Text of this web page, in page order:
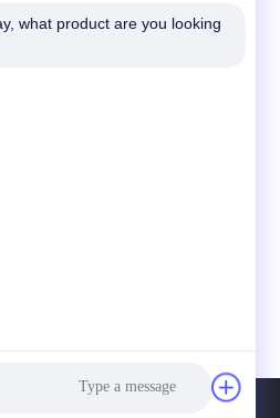
what product are you looking